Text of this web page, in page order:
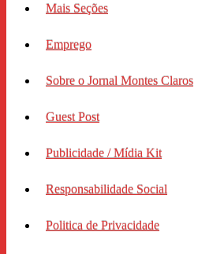
Mais Seções
Emprego
Sobre o Jornal Montes Claros
Guest Post
Publicidade / Mídia Kit
Responsabilidade Social
Politica de Privacidade